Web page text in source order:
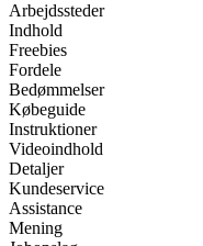
Arbejdssteder
Indhold
Freebies
Fordele
Bedømmelser
Købeguide
Instruktioner
Videoindhold
Detaljer
Kundeservice
Assistance
Mening